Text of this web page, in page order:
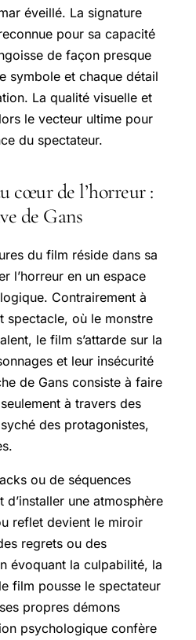
éveillé. La signature
pour sa capacité
de façon presque
symbole et chaque détail
La qualité visuelle et
le vecteur ultime pour
du spectateur.
cœur de l’horreur :
de Gans
du film réside dans sa
l’horreur en un espace
Contrairement à
spectacle, où le monstre
le film s’attarde sur la
et leur insécurité
de Gans consiste à faire
à travers des
des protagonistes,
ou de séquences
une atmosphère
reflet devient le miroir
regrets ou des
évoquant la culpabilité, la
film pousse le spectateur
propres démons
psychologique confère